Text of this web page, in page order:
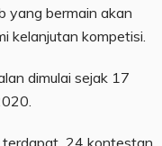
yang bermain akan
kelanjutan kompetisi.
dimulai sejak 17